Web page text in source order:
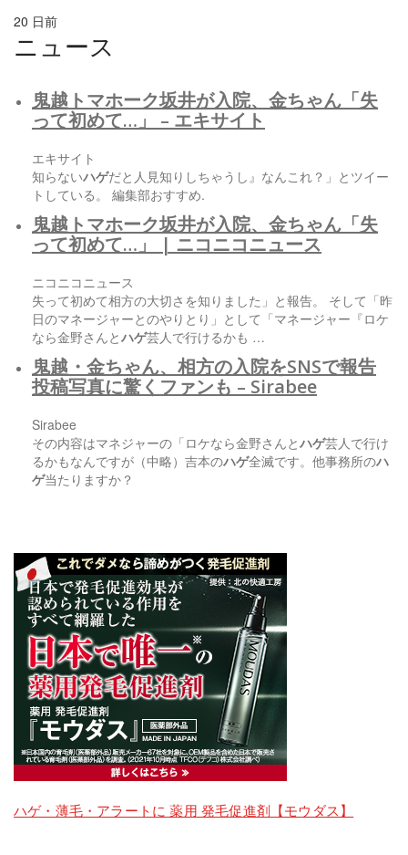
20 日前
ニュース
鬼越トマホーク坂井が入院、金ちゃん「失
って初めて…」 – エキサイト
エキサイト
知らないハゲだと人見知りしちゃうし』なんこれ？」とツイー
トしている。 編集部おすすめ.
鬼越トマホーク坂井が入院、金ちゃん「失
って初めて…」 | ニコニコニュース
ニコニコニュース
失って初めて相方の大切さを知りました」と報告。 そして「昨
日のマネージャーとのやりとり」として「マネージャー『ロケ
なら金野さんとハゲ芸人で行けるかも …
鬼越・金ちゃん、相方の入院をSNSで報告
投稿写真に驚くファンも – Sirabee
Sirabee
その内容はマネジャーの「ロケなら金野さんとハゲ芸人で行け
るかもなんですが（中略）吉本のハゲ全滅です。他事務所のハ
ゲ当たりますか？
ハゲ・薄毛・アラートに 薬用 発毛促進剤【モウダス】